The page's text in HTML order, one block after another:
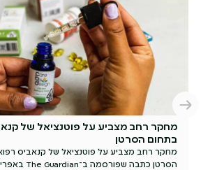
מחקר רחב מצביע על פוטנציאל של
בתחום הסרטן
מחקר רחב מצביע על פוטנציאל של קנאביס